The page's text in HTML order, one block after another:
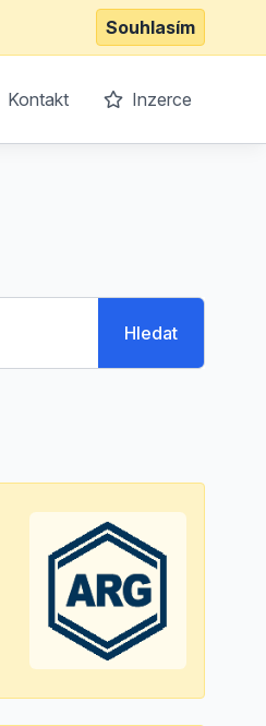
Souhlasím
Kontakt Inzerce
Hledat